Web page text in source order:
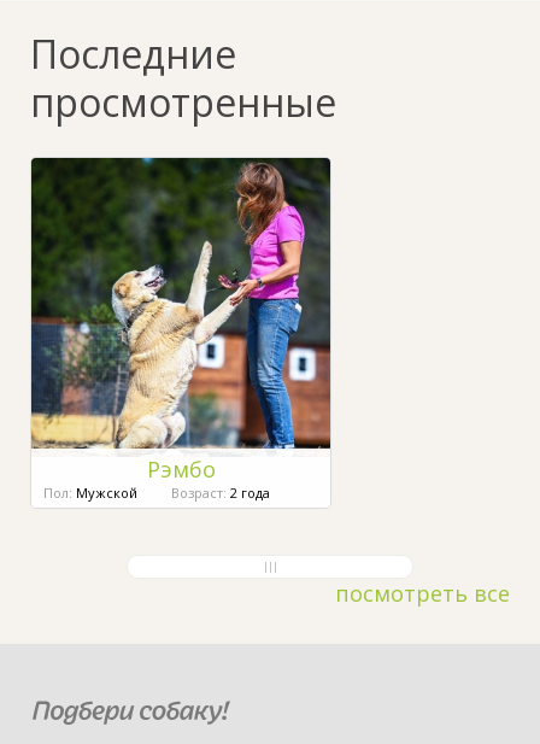
Последние
просмотренные
Рэмбо
Пол: Мужской Возраст: 2 года
посмотреть все